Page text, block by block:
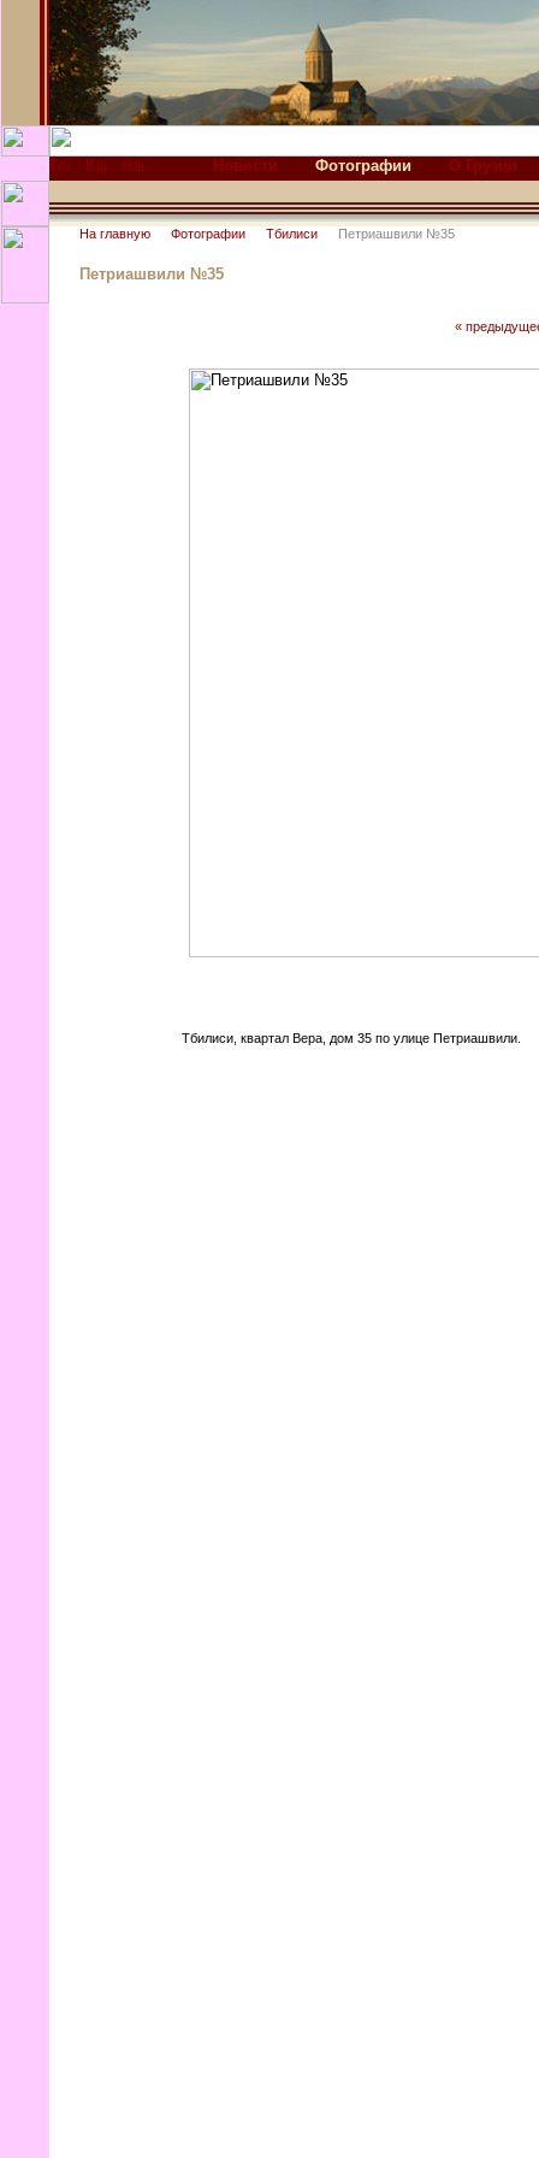
Новости Фотографии О Грузии
На главную Фотографии Тбилиси Петриашвили №35
Петриашвили №35
«
Тбилиси, квартал Вера, дом 35 по улице Петриашвили.